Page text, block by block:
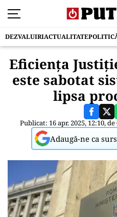
DEZVALUIRIACTUALITATE
Eficiența
este sabotat
lipsa
Publicat: 16 apr. 2025, 12:10, de
Adaugă-ne ca